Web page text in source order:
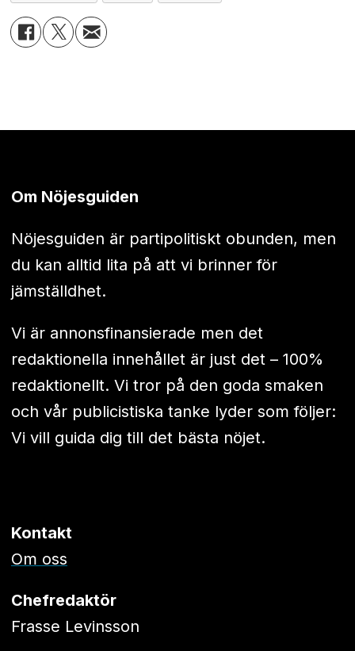
Om Nöjesguiden
Nöjesguiden är partipolitiskt obunden, men
du kan alltid lita på att vi brinner för
jämställdhet.
Vi är annonsfinansierade men det
redaktionella innehållet är just det – 100%
redaktionellt. Vi tror på den goda smaken
och vår publicistiska tanke lyder som följer:
Vi vill guida dig till det bästa nöjet.
Kontakt
Om oss
Chefredaktör
Frasse Levinsson